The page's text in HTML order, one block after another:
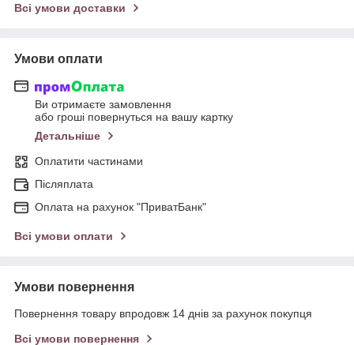
Всі умови доставки
Умови оплати
Ви отримаєте замовлення
або гроші повернуться на вашу картку
Детальніше
Оплатити частинами
Післяплата
Оплата на рахунок "ПриватБанк"
Всі умови оплати
Умови повернення
Повернення товару впродовж 14 днів за рахунок покупця
Всі умови повернення